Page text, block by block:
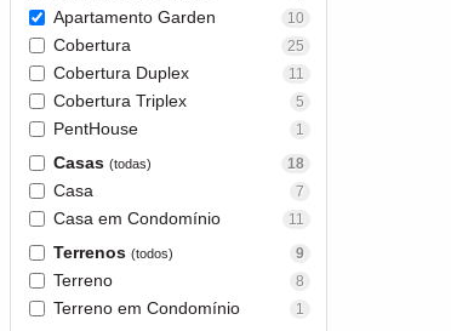
Apartamento Garden 10
Cobertura 25
Cobertura Duplex 11
Cobertura Triplex 5
PentHouse 1
Casas (todas) 18
Casa 7
Casa em Condomínio 11
Terrenos (todos) 9
Terreno 8
Terreno em Condomínio 1